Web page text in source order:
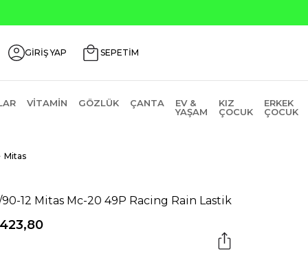
İndirim Kodu: AGUSTOS200
GİRİŞ YAP SEPETİM
VITAMIN GÖZLÜK ÇANTA
EV &
YAŞAM
KIZ
ÇOCUK
ERKEK
ÇOCUK
Mitas
90-12 Mitas Mc-20 49P Racing Rain Lastik